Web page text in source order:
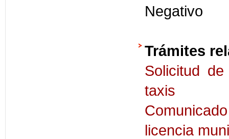
Negativo
Trámites
Solicitud
taxis
licencia